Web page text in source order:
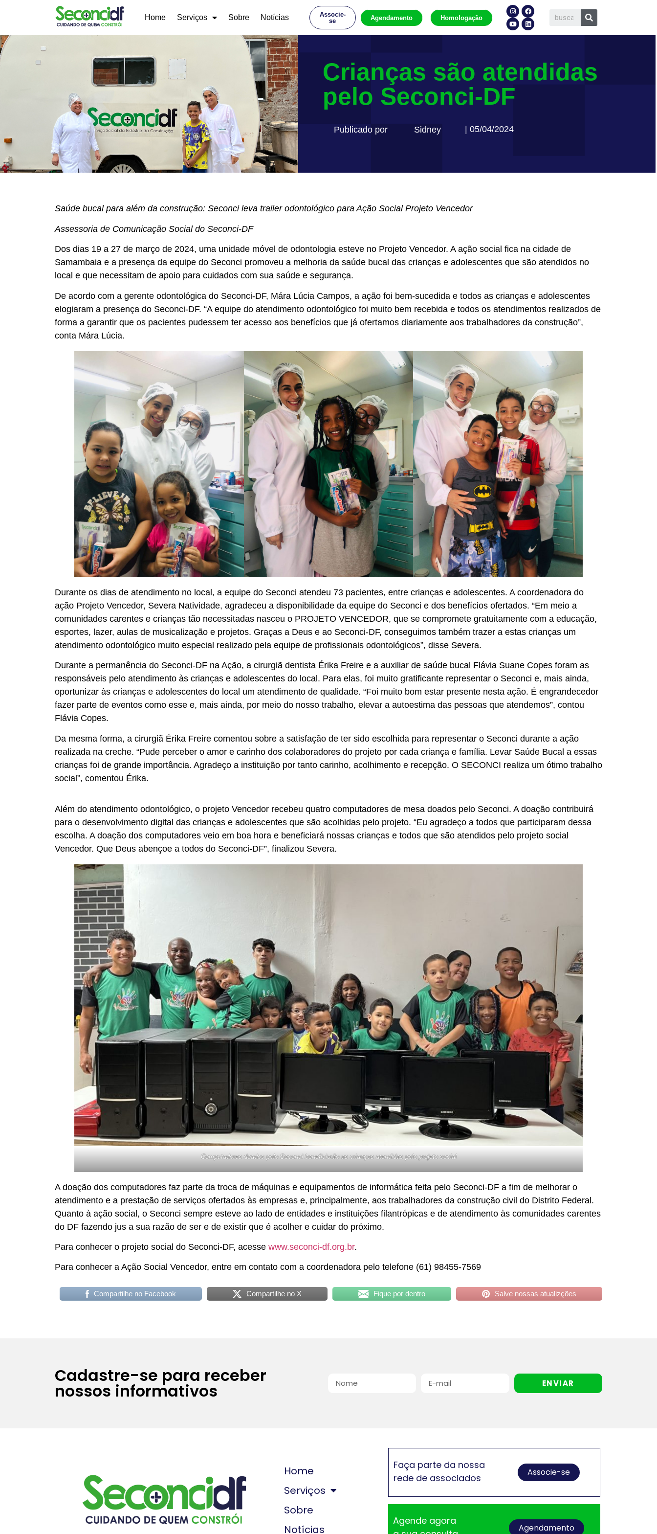
Home Serviços Sobre Notícias
Associe-
se
Agendamento Homologação
Crianças são atendidas
pelo Seconci-DF
Publicado por Sidney | 05/04/2024
Saúde bucal para além da construção: Seconci leva trailer odontológico para Ação Social Projeto Vencedor
Assessoria de Comunicação Social do Seconci-DF
Dos dias 19 a 27 de março de 2024, uma unidade móvel de odontologia esteve no Projeto Vencedor. A ação social fica na cidade de
Samambaia e a presença da equipe do Seconci promoveu a melhoria da saúde bucal das crianças e adolescentes que são atendidos no
local e que necessitam de apoio para cuidados com sua saúde e segurança.
De acordo com a gerente odontológica do Seconci-DF, Mára Lúcia Campos, a ação foi bem-sucedida e todos as crianças e adolescentes
elogiaram a presença do Seconci-DF. “A equipe do atendimento odontológico foi muito bem recebida e todos os atendimentos realizados de
forma a garantir que os pacientes pudessem ter acesso aos benefícios que já ofertamos diariamente aos trabalhadores da construção”,
conta Mára Lúcia.
Durante os dias de atendimento no local, a equipe do Seconci atendeu 73 pacientes, entre crianças e adolescentes. A coordenadora do
ação Projeto Vencedor, Severa Natividade, agradeceu a disponibilidade da equipe do Seconci e dos benefícios ofertados. “Em meio a
comunidades carentes e crianças tão necessitadas nasceu o PROJETO VENCEDOR, que se compromete gratuitamente com a educação,
esportes, lazer, aulas de musicalização e projetos. Graças a Deus e ao Seconci-DF, conseguimos também trazer a estas crianças um
atendimento odontológico muito especial realizado pela equipe de profissionais odontológicos”, disse Severa.
Durante a permanência do Seconci-DF na Ação, a cirurgiã dentista Érika Freire e a auxiliar de saúde bucal Flávia Suane Copes foram as
responsáveis pelo atendimento às crianças e adolescentes do local. Para elas, foi muito gratificante representar o Seconci e, mais ainda,
oportunizar às crianças e adolescentes do local um atendimento de qualidade. “Foi muito bom estar presente nesta ação. É engrandecedor
fazer parte de eventos como esse e, mais ainda, por meio do nosso trabalho, elevar a autoestima das pessoas que atendemos”, contou
Flávia Copes.
Da mesma forma, a cirurgiã Érika Freire comentou sobre a satisfação de ter sido escolhida para representar o Seconci durante a ação
realizada na creche. “Pude perceber o amor e carinho dos colaboradores do projeto por cada criança e família. Levar Saúde Bucal a essas
crianças foi de grande importância. Agradeço a instituição por tanto carinho, acolhimento e recepção. O SECONCI realiza um ótimo trabalho
social”, comentou Érika.
Além do atendimento odontológico, o projeto Vencedor recebeu quatro computadores de mesa doados pelo Seconci. A doação contribuirá
para o desenvolvimento digital das crianças e adolescentes que são acolhidas pelo projeto. “Eu agradeço a todos que participaram dessa
escolha. A doação dos computadores veio em boa hora e beneficiará nossas crianças e todos que são atendidos pelo projeto social
Vencedor. Que Deus abençoe a todos do Seconci-DF”, finalizou Severa.
Computadores doados pelo Seconci beneficiarão as crianças atendidas pelo projeto social
A doação dos computadores faz parte da troca de máquinas e equipamentos de informática feita pelo Seconci-DF a fim de melhorar o
atendimento e a prestação de serviços ofertados às empresas e, principalmente, aos trabalhadores da construção civil do Distrito Federal.
Quanto à ação social, o Seconci sempre esteve ao lado de entidades e instituições filantrópicas e de atendimento às comunidades carentes
do DF fazendo jus a sua razão de ser e de existir que é acolher e cuidar do próximo.
Para conhecer o projeto social do Seconci-DF, acesse www.seconci-df.org.br.
Para conhecer a Ação Social Vencedor, entre em contato com a coordenadora pelo telefone (61) 98455-7569
Compartilhe no Facebook Compartilhe no X Fique por dentro Salve nossas atualizções
Cadastre-se para receber
nossos informativos ENVIAR
Home
Serviços
Sobre
Notícias
Faça parte da nossa
rede de associados
Associe-se
Agende agora
Agendamento